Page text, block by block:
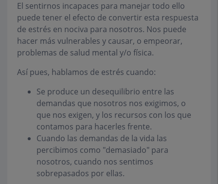
El sentirnos incapaces para manejar todo ello
puede tener el efecto de convertir esta respuesta
de estrés en nociva para nosotros. Nos puede
hacer más vulnerables y causar, o empeorar,
problemas de salud mental y/o física.
Así pues, hablamos de estrés cuando:
Se produce un desequilibrio entre las
demandas que nosotros nos exigimos, o
que nos exigen, y los recursos con los que
contamos para hacerles frente.
Cuando las demandas de la vida las
percibimos como "demasiado" para
nosotros, cuando nos sentimos
sobrepasados por ellas.